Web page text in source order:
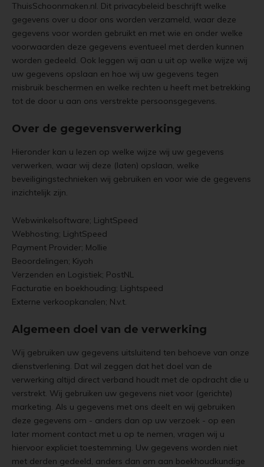
ThuisSchoonmaken.nl. Dit privacybeleid beschrijft welke
gegevens over u door ons worden verzameld, waar deze
gegevens voor worden gebruikt en met wie en onder welke
voorwaarden deze gegevens eventueel met derden kunnen
worden gedeeld. Ook leggen wij aan u uit op welke wijze wij
uw gegevens opslaan en hoe wij uw gegevens tegen
misbruik beschermen en welke rechten u heeft met betrekking
tot de door u aan ons verstrekte persoonsgegevens.
Over de gegevensverwerking
Hieronder kan u lezen op welke wijze wij uw gegevens
verwerken, waar wij deze (laten) opslaan, welke
beveiligingstechnieken wij gebruiken en voor wie de gegevens
inzichtelijk zijn.
Webwinkelsoftware; LightSpeed
Webhosting; LightSpeed
Payment Provider; Mollie
Beoordelingen; Kiyoh
Verzenden en Logistiek; PostNL
Facturatie en boekhouding; Lightspeed
Externe verkoopkanalen; N.v.t.
Algemeen doel van de verwerking
Wij gebruiken uw gegevens uitsluitend ten behoeve van onze
dienstverlening. Dat wil zeggen dat het doel van de
verwerking altijd direct verband houdt met de opdracht die u
verstrekt. Wij gebruiken uw gegevens niet voor (gerichte)
marketing. Als u gegevens met ons deelt en wij gebruiken
deze gegevens om - anders dan op uw verzoek - op een
later moment contact met u op te nemen, vragen wij u
hiervoor expliciet toestemming. Uw gegevens worden niet
met derden gedeeld, anders dan om aan boekhoudkundige